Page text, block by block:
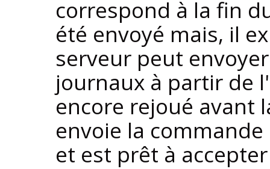
correspond à la fin
été envoyé mais, il
serveur peut
journaux à partir de
encore rejoué avant
envoie la
et est prêt à